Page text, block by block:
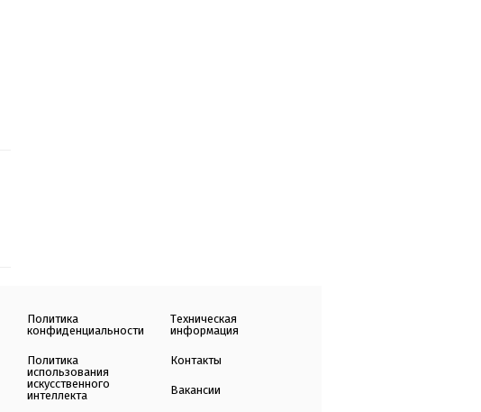
Политика
конфиденциальности
Политика
использования
искусственного
интеллекта
Техническая
информация
Контакты
Вакансии